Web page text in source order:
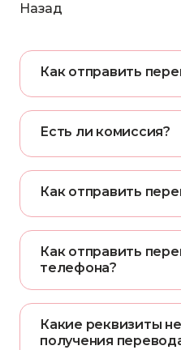
Назад
Как отправить пере
Есть ли комиссия?
Как отправить пере
Как отправить пере
телефона?
Какие реквизиты не
получения перевод